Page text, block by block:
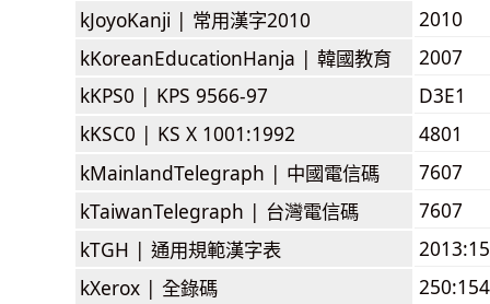
kJoyoKanji | 常用漢字2010
2010
kKoreanEducationHanja | 韓國教育
2007
kKPS0 | KPS 9566-97
D3E1
kKSC0 | KS X 1001:1992
4801
kMainlandTelegraph | 中國電信碼
7607
kTaiwanTelegraph | 台灣電信碼
7607
kTGH | 通用規範漢字表
kXerox | 全錄碼 250:154